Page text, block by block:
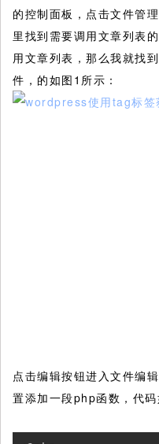
的控制面板，点击文件管
里找到需要调用文章列表
用文章列表，那么我就找
件，的如图1所示：
点击编辑按钮进入文件编
置添加一段php函数，代码